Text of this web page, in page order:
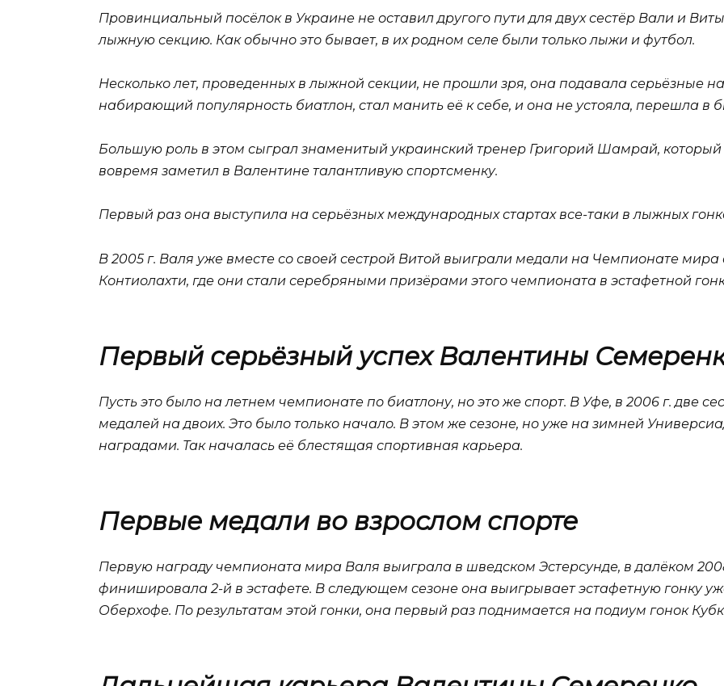
Провинциальный посёлок в Украине не оставил другого пути для двух сестёр Вали и
лыжную секцию. Как обычно это бывает, в их родном селе были только лыжи и футбол.
Несколько лет, проведенных в лыжной секции, не прошли зря, она подавала серьёзные
набирающий популярность биатлон, стал манить её к себе, и она не устояла, перешла в
Большую роль в этом сыграл знаменитый украинский тренер Григорий Шамрай,
вовремя заметил в Валентине талантливую спортсменку.
Первый раз она выступила на серьёзных международных стартах все-таки в лыжных
В 2005 г. Валя уже вместе со своей сестрой Витой выиграли медали на Чемпионате
Контиолахти, где они стали серебряными призёрами этого чемпионата в эстафетной
Первый серьёзный успех Валентины
Пусть это было на летнем чемпионате по биатлону, но это же спорт. В Уфе, в 2006 г. две
медалей на двоих. Это было только начало. В этом же сезоне, но уже на зимней
наградами. Так началась её блестящая спортивная карьера.
Первые медали во взрослом спорте
Первую награду чемпионата мира Валя выиграла в шведском Эстерсунде, в далёком
финишировала 2-й в эстафете. В следующем сезоне она выигрывает эстафетную гонку
Оберхофе. По результатам этой гонки, она первый раз поднимается на подиум гонок